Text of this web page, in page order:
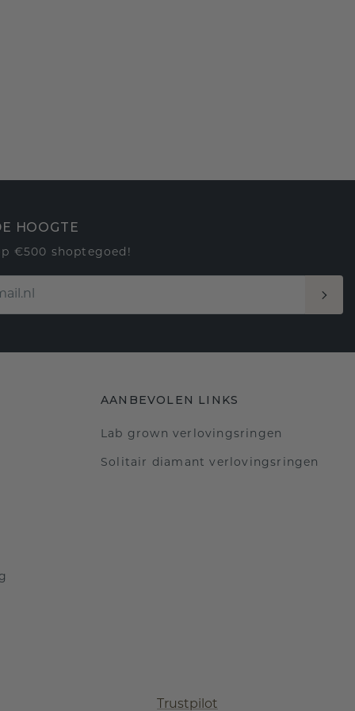
HOOGTE
€500 shoptegoed!
AANBEVOLEN LINKS
Lab grown verlovingsringen
Solitair diamant verlovingsringen
Trustpilot